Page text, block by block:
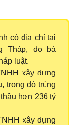
có địa chỉ tại
Tháp, do bà
luật.
xây dựng
trong đó trúng
hơn 236 tỷ
xây dựng